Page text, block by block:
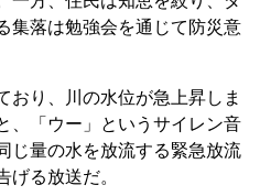
集落は勉強会を通じて防災意
り、川の水位が急上昇しま
、「ウー」というサイレン音
じ量の水を放流する緊急放流
げる放送だ。